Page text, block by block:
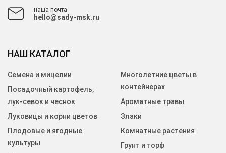
наша почта
hello@sady-msk.ru
НАШ КАТАЛОГ
Семена и мицелии
Посадочный картофель,
лук-севок и чеснок
Луковицы и корни цветов
Плодовые и ягодные
культуры
Многолетние цветы в
контейнерах
Ароматные травы
Злаки
Комнатные растения
Грунт и торф